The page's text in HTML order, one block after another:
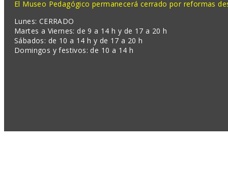
El Museo Pedagógico permanecerá cerrado por reformas
Lunes: CERRADO
Martes a Viernes: de 9 a 14 h y de 17 a 20 h
Sábados: de 10 a 14 h y de 17 a 20 h
Domingos y festivos: de 10 a 14 h